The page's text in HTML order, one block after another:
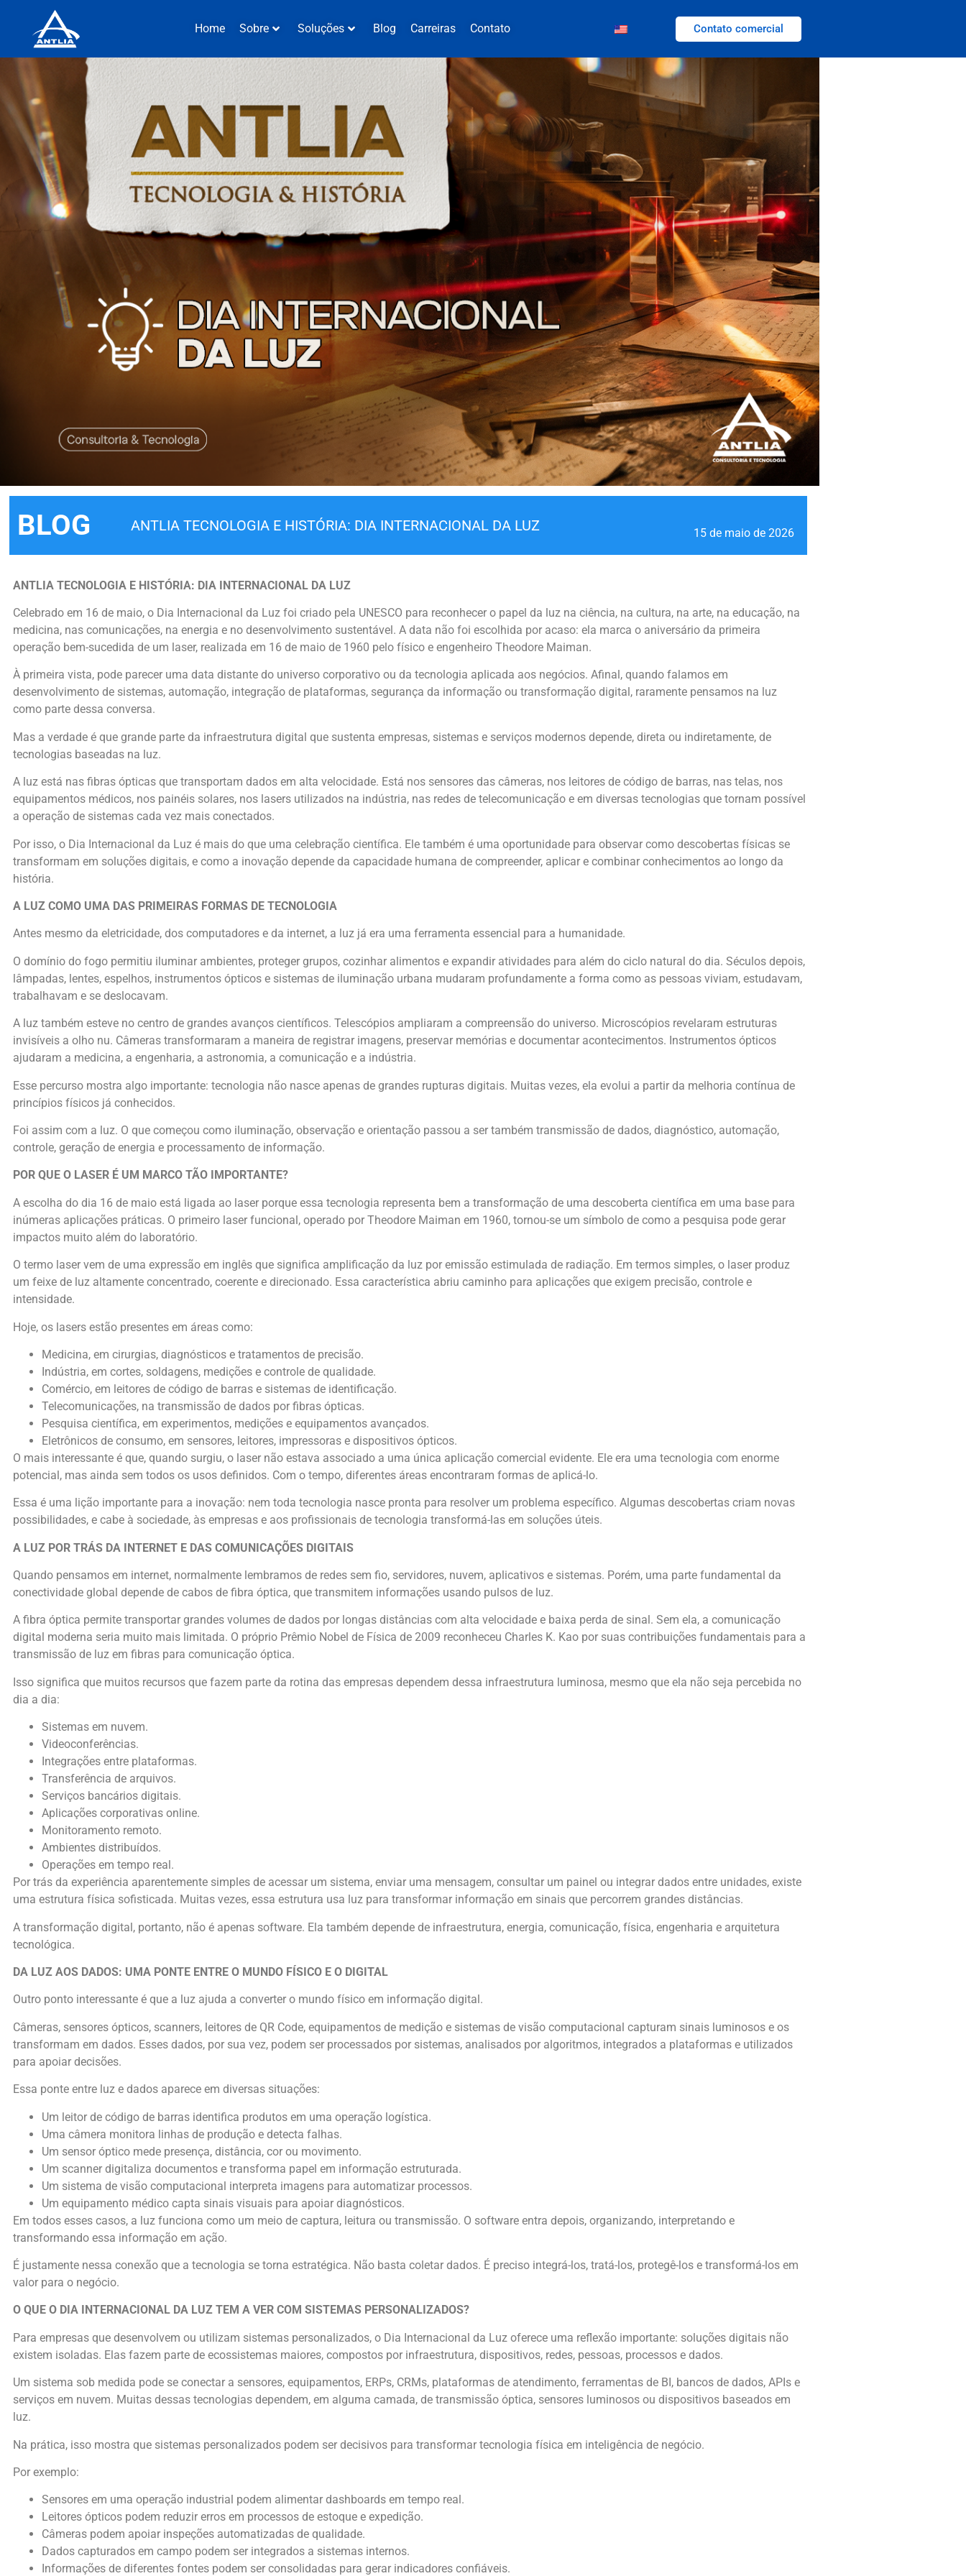
Home Sobre Soluções Blog Carreiras Contato Contato comercial
BLOG ANTLIA TECNOLOGIA E HISTÓRIA: DIA INTERNACIONAL DA LUZ 15 de maio de 2026
ANTLIA TECNOLOGIA E HISTÓRIA: DIA INTERNACIONAL DA LUZ
Celebrado em 16 de maio, o Dia Internacional da Luz foi criado pela UNESCO para reconhecer o papel da luz na ciência, na cultura, na arte, na educação, na
medicina, nas comunicações, na energia e no desenvolvimento sustentável. A data não foi escolhida por acaso: ela marca o aniversário da primeira
operação bem-sucedida de um laser, realizada em 16 de maio de 1960 pelo físico e engenheiro Theodore Maiman.
À primeira vista, pode parecer uma data distante do universo corporativo ou da tecnologia aplicada aos negócios. Afinal, quando falamos em
desenvolvimento de sistemas, automação, integração de plataformas, segurança da informação ou transformação digital, raramente pensamos na luz
como parte dessa conversa.
Mas a verdade é que grande parte da infraestrutura digital que sustenta empresas, sistemas e serviços modernos depende, direta ou indiretamente, de
tecnologias baseadas na luz.
A luz está nas fibras ópticas que transportam dados em alta velocidade. Está nos sensores das câmeras, nos leitores de código de barras, nas telas, nos
equipamentos médicos, nos painéis solares, nos lasers utilizados na indústria, nas redes de telecomunicação e em diversas tecnologias que tornam possível
a operação de sistemas cada vez mais conectados.
Por isso, o Dia Internacional da Luz é mais do que uma celebração científica. Ele também é uma oportunidade para observar como descobertas físicas se
transformam em soluções digitais, e como a inovação depende da capacidade humana de compreender, aplicar e combinar conhecimentos ao longo da
história.
A LUZ COMO UMA DAS PRIMEIRAS FORMAS DE TECNOLOGIA
Antes mesmo da eletricidade, dos computadores e da internet, a luz já era uma ferramenta essencial para a humanidade.
O domínio do fogo permitiu iluminar ambientes, proteger grupos, cozinhar alimentos e expandir atividades para além do ciclo natural do dia. Séculos depois,
lâmpadas, lentes, espelhos, instrumentos ópticos e sistemas de iluminação urbana mudaram profundamente a forma como as pessoas viviam, estudavam,
trabalhavam e se deslocavam.
A luz também esteve no centro de grandes avanços científicos. Telescópios ampliaram a compreensão do universo. Microscópios revelaram estruturas
invisíveis a olho nu. Câmeras transformaram a maneira de registrar imagens, preservar memórias e documentar acontecimentos. Instrumentos ópticos
ajudaram a medicina, a engenharia, a astronomia, a comunicação e a indústria.
Esse percurso mostra algo importante: tecnologia não nasce apenas de grandes rupturas digitais. Muitas vezes, ela evolui a partir da melhoria contínua de
princípios físicos já conhecidos.
Foi assim com a luz. O que começou como iluminação, observação e orientação passou a ser também transmissão de dados, diagnóstico, automação,
controle, geração de energia e processamento de informação.
POR QUE O LASER É UM MARCO TÃO IMPORTANTE?
A escolha do dia 16 de maio está ligada ao laser porque essa tecnologia representa bem a transformação de uma descoberta científica em uma base para
inúmeras aplicações práticas. O primeiro laser funcional, operado por Theodore Maiman em 1960, tornou-se um símbolo de como a pesquisa pode gerar
impactos muito além do laboratório.
O termo laser vem de uma expressão em inglês que significa amplificação da luz por emissão estimulada de radiação. Em termos simples, o laser produz
um feixe de luz altamente concentrado, coerente e direcionado. Essa característica abriu caminho para aplicações que exigem precisão, controle e
intensidade.
Hoje, os lasers estão presentes em áreas como:
Medicina, em cirurgias, diagnósticos e tratamentos de precisão.
Indústria, em cortes, soldagens, medições e controle de qualidade.
Comércio, em leitores de código de barras e sistemas de identificação.
Telecomunicações, na transmissão de dados por fibras ópticas.
Pesquisa científica, em experimentos, medições e equipamentos avançados.
Eletrônicos de consumo, em sensores, leitores, impressoras e dispositivos ópticos.
O mais interessante é que, quando surgiu, o laser não estava associado a uma única aplicação comercial evidente. Ele era uma tecnologia com enorme
potencial, mas ainda sem todos os usos definidos. Com o tempo, diferentes áreas encontraram formas de aplicá-lo.
Essa é uma lição importante para a inovação: nem toda tecnologia nasce pronta para resolver um problema específico. Algumas descobertas criam novas
possibilidades, e cabe à sociedade, às empresas e aos profissionais de tecnologia transformá-las em soluções úteis.
A LUZ POR TRÁS DA INTERNET E DAS COMUNICAÇÕES DIGITAIS
Quando pensamos em internet, normalmente lembramos de redes sem fio, servidores, nuvem, aplicativos e sistemas. Porém, uma parte fundamental da
conectividade global depende de cabos de fibra óptica, que transmitem informações usando pulsos de luz.
A fibra óptica permite transportar grandes volumes de dados por longas distâncias com alta velocidade e baixa perda de sinal. Sem ela, a comunicação
digital moderna seria muito mais limitada. O próprio Prêmio Nobel de Física de 2009 reconheceu Charles K. Kao por suas contribuições fundamentais para a
transmissão de luz em fibras para comunicação óptica.
Isso significa que muitos recursos que fazem parte da rotina das empresas dependem dessa infraestrutura luminosa, mesmo que ela não seja percebida no
dia a dia:
Sistemas em nuvem.
Videoconferências.
Integrações entre plataformas.
Transferência de arquivos.
Serviços bancários digitais.
Aplicações corporativas online.
Monitoramento remoto.
Ambientes distribuídos.
Operações em tempo real.
Por trás da experiência aparentemente simples de acessar um sistema, enviar uma mensagem, consultar um painel ou integrar dados entre unidades, existe
uma estrutura física sofisticada. Muitas vezes, essa estrutura usa luz para transformar informação em sinais que percorrem grandes distâncias.
A transformação digital, portanto, não é apenas software. Ela também depende de infraestrutura, energia, comunicação, física, engenharia e arquitetura
tecnológica.
DA LUZ AOS DADOS: UMA PONTE ENTRE O MUNDO FÍSICO E O DIGITAL
Outro ponto interessante é que a luz ajuda a converter o mundo físico em informação digital.
Câmeras, sensores ópticos, scanners, leitores de QR Code, equipamentos de medição e sistemas de visão computacional capturam sinais luminosos e os
transformam em dados. Esses dados, por sua vez, podem ser processados por sistemas, analisados por algoritmos, integrados a plataformas e utilizados
para apoiar decisões.
Essa ponte entre luz e dados aparece em diversas situações:
Um leitor de código de barras identifica produtos em uma operação logística.
Uma câmera monitora linhas de produção e detecta falhas.
Um sensor óptico mede presença, distância, cor ou movimento.
Um scanner digitaliza documentos e transforma papel em informação estruturada.
Um sistema de visão computacional interpreta imagens para automatizar processos.
Um equipamento médico capta sinais visuais para apoiar diagnósticos.
Em todos esses casos, a luz funciona como um meio de captura, leitura ou transmissão. O software entra depois, organizando, interpretando e
transformando essa informação em ação.
É justamente nessa conexão que a tecnologia se torna estratégica. Não basta coletar dados. É preciso integrá-los, tratá-los, protegê-los e transformá-los em
valor para o negócio.
O QUE O DIA INTERNACIONAL DA LUZ TEM A VER COM SISTEMAS PERSONALIZADOS?
Para empresas que desenvolvem ou utilizam sistemas personalizados, o Dia Internacional da Luz oferece uma reflexão importante: soluções digitais não
existem isoladas. Elas fazem parte de ecossistemas maiores, compostos por infraestrutura, dispositivos, redes, pessoas, processos e dados.
Um sistema sob medida pode se conectar a sensores, equipamentos, ERPs, CRMs, plataformas de atendimento, ferramentas de BI, bancos de dados, APIs e
serviços em nuvem. Muitas dessas tecnologias dependem, em alguma camada, de transmissão óptica, sensores luminosos ou dispositivos baseados em
luz.
Na prática, isso mostra que sistemas personalizados podem ser decisivos para transformar tecnologia física em inteligência de negócio.
Por exemplo:
Sensores em uma operação industrial podem alimentar dashboards em tempo real.
Leitores ópticos podem reduzir erros em processos de estoque e expedição.
Câmeras podem apoiar inspeções automatizadas de qualidade.
Dados capturados em campo podem ser integrados a sistemas internos.
Informações de diferentes fontes podem ser consolidadas para gerar indicadores confiáveis.